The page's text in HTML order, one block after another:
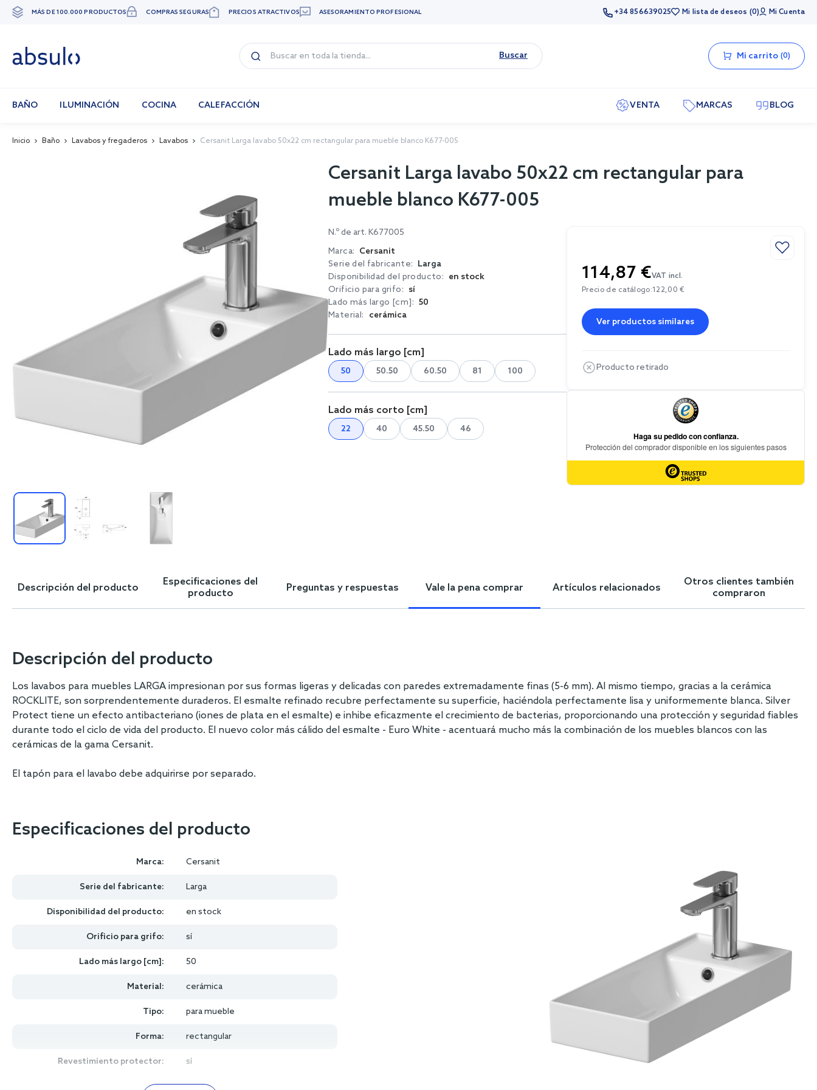
Ir
MÁS DE 100.000 PRODUCTOS COMPRAS SEGURAS PRECIOS ATRACTIVOS ASESORAMIENTO PROFESIONAL +34 856639025 Mi lista de deseos 0 Mi Cuenta
Buscar Mi carrito 0
BAÑO ILUMINACIÓN COCINA CALEFACCIÓN VENTA MARCAS BLOG
Inicio Baño Lavabos y fregaderos Lavabos Cersanit Larga lavabo 50x22 cm rectangular para mueble blanco K677-005
beginning
Cersanit Larga lavabo 50x22 cm rectangular para
mueble blanco K677-005
N.º de art. K677005
Marca: Cersanit
Serie del fabricante: Larga
Disponibilidad del producto: en stock
Orificio para grifo: sí
Lado más largo [cm]: 50
Material:
cerámica
Lado más largo [cm]
50 50.50 60.50 81 100
Lado más corto [cm]
22 40 45.50 46
114,87 €VAT incl.
Precio de catálogo:122,00 €
Ver productos similares
Producto retirado
Descripción del producto
Especificaciones del
producto
Preguntas y respuestas Vale la pena comprar Artículos relacionados
Otros clientes también
compraron
Descripción del producto
Los lavabos para muebles LARGA impresionan por sus formas ligeras y delicadas con paredes extremadamente finas (5-6 mm). Al mismo tiempo, gracias a la cerámica
ROCKLITE, son sorprendentemente duraderos. El esmalte refinado recubre perfectamente su superficie, haciéndola perfectamente lisa y uniformemente blanca. Silver
Protect tiene un efecto antibacteriano (iones de plata en el esmalte) e inhibe eficazmente el crecimiento de bacterias, proporcionando una protección y seguridad fiables
durante todo el ciclo de vida del producto. El nuevo color más cálido del esmalte - Euro White - acentuará mucho más la combinación de los muebles blancos con las
cerámicas de la gama Cersanit.
El tapón para el lavabo debe adquirirse por separado.
Especificaciones del producto
Marca: Cersanit
Serie del fabricante: Larga
Disponibilidad del producto: en stock
Orificio para grifo: sí
Lado más largo [cm]: 50
Material: cerámica
Tipo: para mueble
Forma: rectangular
Revestimiento protector: sí